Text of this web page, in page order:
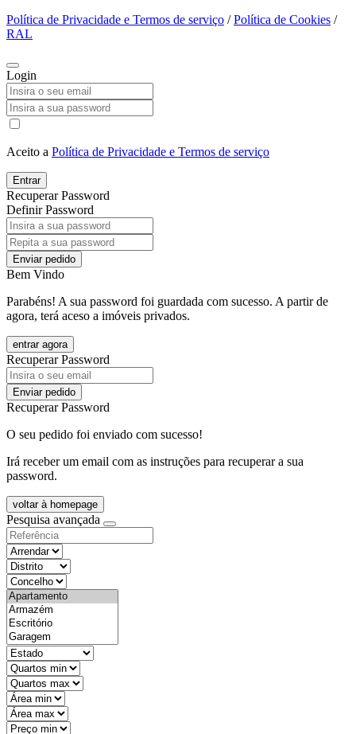
Política de Privacidade e Termos de serviço /Política de Cookies /
RAL
Login
Aceito a Política de Privacidade e Termos de serviço
Entrar
Recuperar Password
Definir Password
Enviar pedido
Bem Vindo
Parabéns! A sua password foi guardada com sucesso. A partir de
agora, terá aceso a imóveis privados.
entrar agora
Recuperar Password
Enviar pedido
Recuperar Password
O seu pedido foi enviado com sucesso!
Irá receber um email com as instruções para recuperar a sua
password.
voltar à homepage
Pesquisa avançada
objective
districtId
countyId
types
state
mintypo
maxtypo
minarea
maxarea
minprice